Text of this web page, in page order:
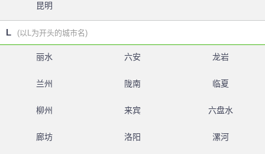
昆明
L (以L为开头的城市名)
丽水 六安 龙岩
兰州 陇南 临夏
柳州 来宾 六盘水
廊坊 洛阳 漯河